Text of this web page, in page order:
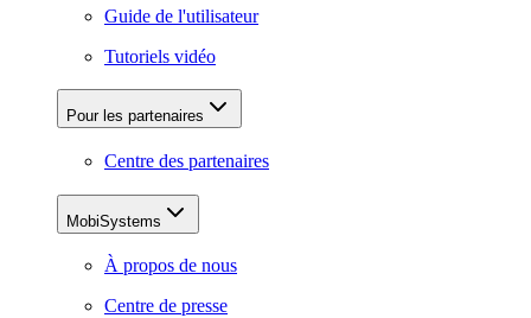
Guide de l'utilisateur
Tutoriels vidéo
Pour les partenaires
Centre des partenaires
MobiSystems
À propos de nous
Centre de presse